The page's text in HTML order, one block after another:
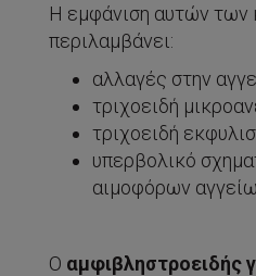
Η εμφάνιση αυτών των
περιλαμβάνει:
αλλαγές στην
τριχοειδή
τριχοειδή
υπερβολικό
αιμοφόρων
Ο αμφιβληστροειδής